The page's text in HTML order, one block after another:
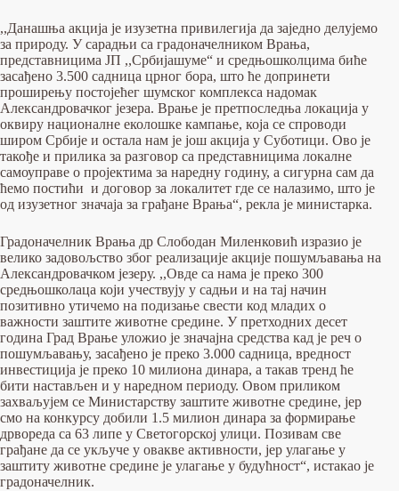
,,Данашња акција је изузетна привилегија да заједно делујемо
за природу. У сарадњи са градоначелником Врања,
представницима ЈП ,,Србијашуме“ и средњошколцима биће
засађено 3.500 садница црног бора, што ће допринети
проширењу постојећег шумског комплекса надомак
Алeксандровачког језера. Врање је претпоследња локација у
оквиру националне еколошке кампање, која се спроводи
широм Србије и остала нам је још акција у Суботици. Ово је
такође и прилика за разговор са представницима локалне
самоуправе о пројектима за наредну годину, а сигурна сам да
ћемо постићи и договор за локалитет где се налазимо, што је
од изузетног значаја за грађане Врања“, рекла је министарка.
Градоначелник Врања др Слободан Миленковић изразио је
велико задовољство због реализације акције пошумљавања на
Александровачком језеру. ,,Овде са нама је преко 300
средњошколаца који учествују у садњи и на тај начин
позитивно утичемо на подизање свести код младих о
важности заштите животне средине. У претходних десет
година Град Врање уложио је значајна средства кад је реч о
пошумљавању, засађено је преко 3.000 садница, вредност
инвестиција је преко 10 милиона динара, а такав тренд ће
бити настављен и у наредном периоду. Овом приликом
захваљујем се Министарству заштите животне средине, јер
смо на конкурсу добили 1.5 милион динара за формирање
дрвореда са 63 липе у Светогорској улици. Позивам све
грађане да се укључе у овакве активности, јер улагање у
заштиту животне средине је улагање у будућност“, истакао је
градоначелник.